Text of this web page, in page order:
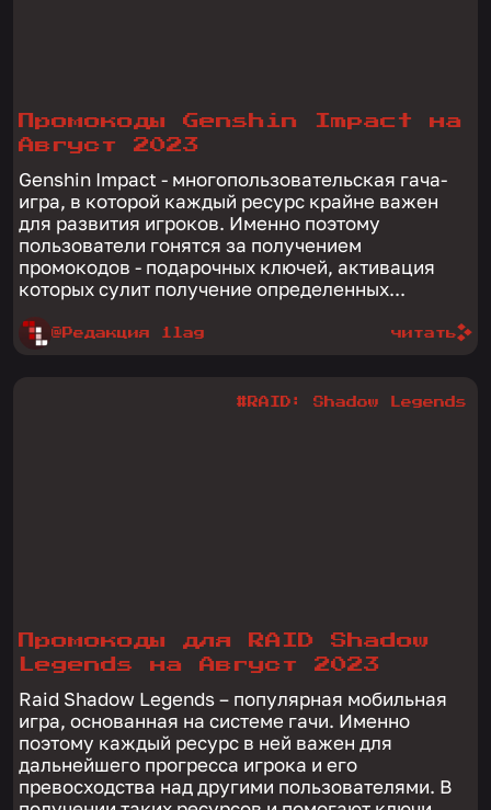
Промокоды Genshin Impact на
Август 2023
Genshin Impact - многопользовательская гача-
игра, в которой каждый ресурс крайне важен
для развития игроков. Именно поэтому
пользователи гонятся за получением
промокодов - подарочных ключей, активация
которых сулит получение определенных...
@Редакция 1lag читать
Промокоды для RAID Shadow
Legends на Август 2023
Raid Shadow Legends – популярная мобильная
игра, основанная на системе гачи. Именно
поэтому каждый ресурс в ней важен для
дальнейшего прогресса игрока и его
превосходства над другими пользователями. В
#RAID: Shadow Legends